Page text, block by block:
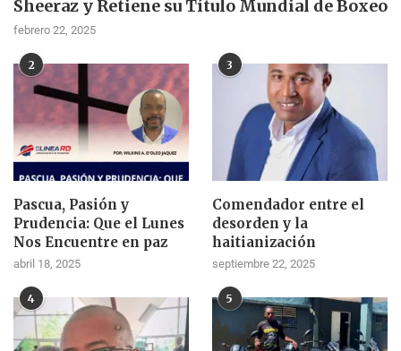
Sheeraz y Retiene su Título Mundial de Boxeo
febrero 22, 2025
2
Pascua, Pasión y
Prudencia: Que el Lunes
Nos Encuentre en paz
abril 18, 2025
3
Comendador entre el
desorden y la
haitianización
septiembre 22, 2025
4 5